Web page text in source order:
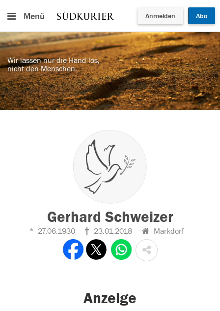
Menü Anmelden Abo
Wir lassen nur die Hand los,
nicht den Menschen.
Gerhard Schweizer
27.06.1930 23.01.2018 Markdorf
Anzeige